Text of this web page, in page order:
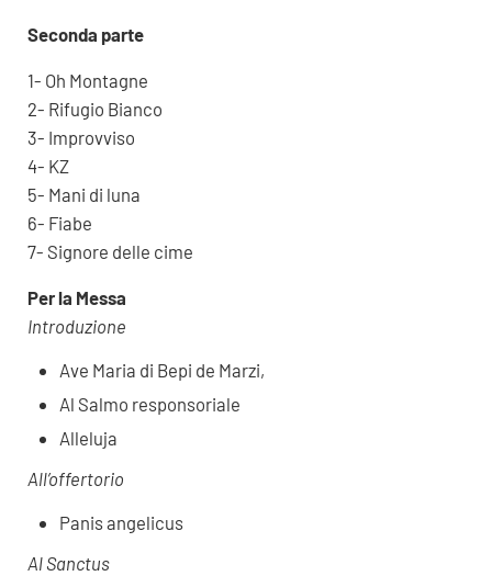
Seconda parte
1- Oh Montagne
2- Rifugio Bianco
3- Improvviso
4- KZ
5- Mani di luna
6- Fiabe
7- Signore delle cime
Per la Messa
Introduzione
Ave Maria di Bepi de Marzi,
Al Salmo responsoriale
Alleluja
All’offertorio
Panis angelicus
Al Sanctus